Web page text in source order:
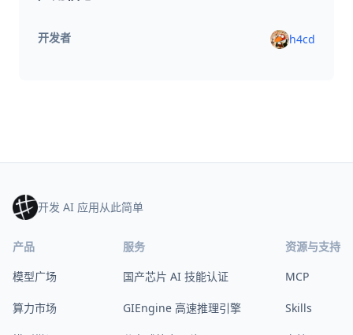
开发者 h4cd
开发 AI 应用从此简单
产品
模型广场
算力市场
服务
国产芯片 AI 技能认证
GIEngine 高速推理引擎
资源与支持
MCP
Skills